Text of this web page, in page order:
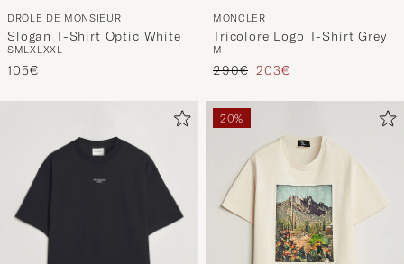
DRÔLE DE MONSIEUR
Slogan T-Shirt Optic White
SMLXLXXL
105€
MONCLER
Tricolore Logo T-Shirt Grey
M
Reguliere prijs
290€ Verlaagd prijs
203€
20%